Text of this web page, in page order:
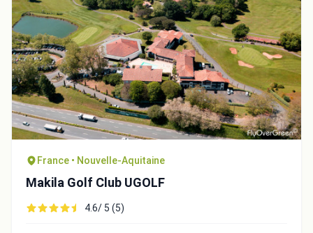
France • Nouvelle-Aquitaine
Makila Golf Club UGOLF
4.6/ 5 (5)